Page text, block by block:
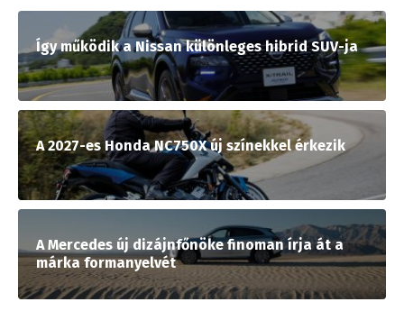
Így működik a Nissan különleges hibrid SUV-ja
A 2027-es Honda NC750X új színekkel érkezik
A Mercedes új dizájnfőnöke finoman írja át a
márka formanyelvét